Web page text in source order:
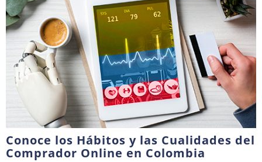
Conoce los Hábitos y las Cualidades del
Comprador Online en Colombia